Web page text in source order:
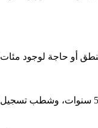
يجب انتخاب قادة الأحزاب